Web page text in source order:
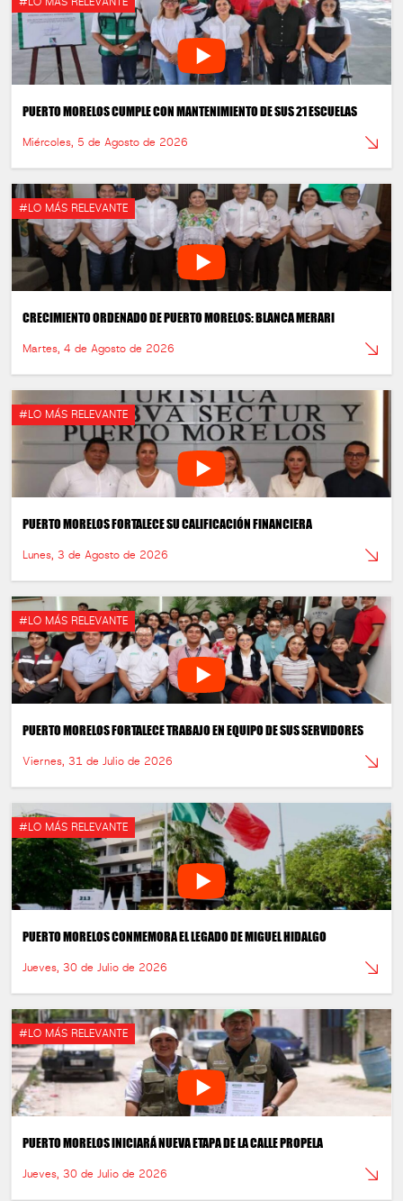
#LO MÁS RELEVANTE
PUERTO MORELOS CUMPLE CON MANTENIMIENTO DE SUS 21 ESCUELAS
Miércoles, 5 de Agosto de 2026
#LO MÁS RELEVANTE
CRECIMIENTO ORDENADO DE PUERTO MORELOS: BLANCA MERARI
Martes, 4 de Agosto de 2026
#LO MÁS RELEVANTE
PUERTO MORELOS FORTALECE SU CALIFICACIÓN FINANCIERA
Lunes, 3 de Agosto de 2026
#LO MÁS RELEVANTE
PUERTO MORELOS FORTALECE TRABAJO EN EQUIPO DE SUS SERVIDORES
Viernes, 31 de Julio de 2026
#LO MÁS RELEVANTE
PUERTO MORELOS CONMEMORA EL LEGADO DE MIGUEL HIDALGO
Jueves, 30 de Julio de 2026
#LO MÁS RELEVANTE
PUERTO MORELOS INICIARÁ NUEVA ETAPA DE LA CALLE PROPELA
Jueves, 30 de Julio de 2026